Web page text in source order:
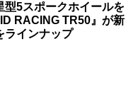
型5スポークホイールを
RACING TR50』が新
ラインナップ